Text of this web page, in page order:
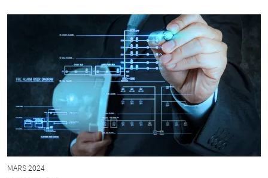
MARS 2024